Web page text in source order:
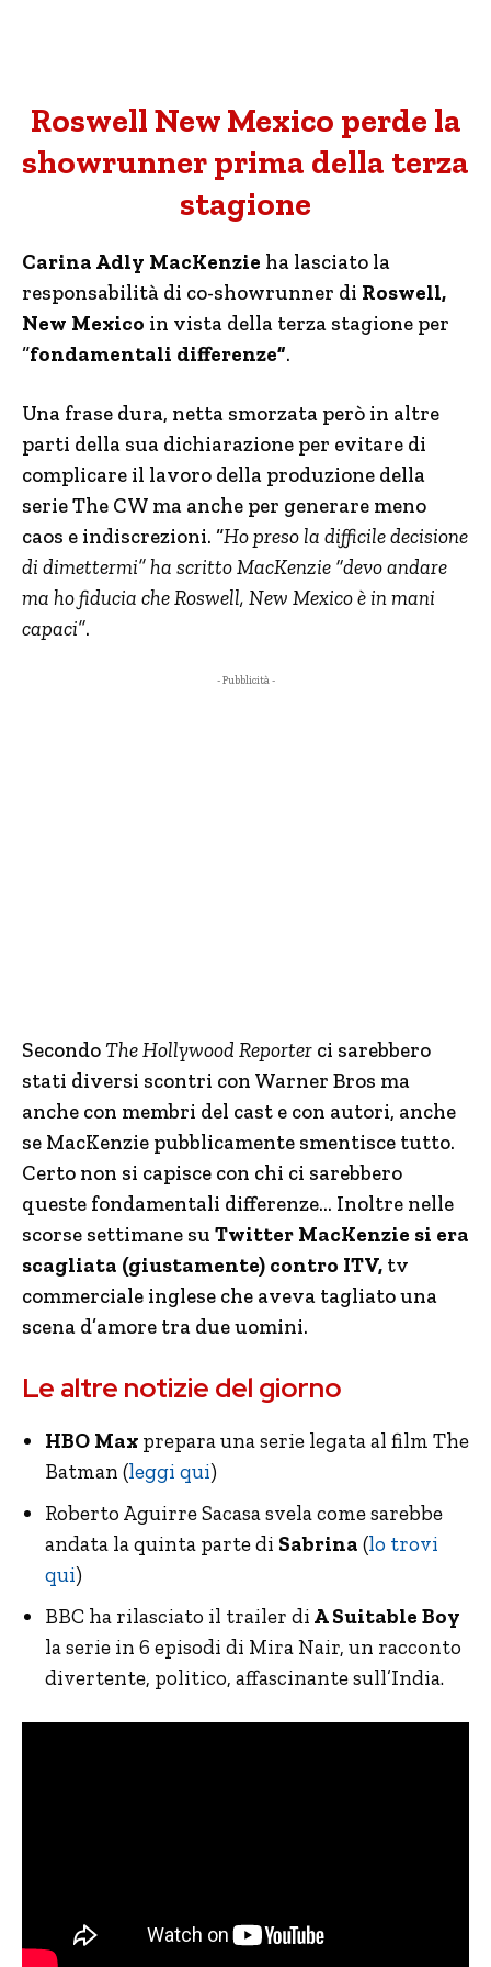
Roswell New Mexico perde la
showrunner prima della terza
stagione
Carina Adly MacKenzie ha lasciato la
responsabilità di co-showrunner di Roswell,
New Mexico in vista della terza stagione per
“fondamentali differenze”.
Una frase dura, netta smorzata però in altre
parti della sua dichiarazione per evitare di
complicare il lavoro della produzione della
serie The CW ma anche per generare meno
caos e indiscrezioni. “Ho preso la difficile decisione
di dimettermi” ha scritto MacKenzie “devo andare
ma ho fiducia che Roswell, New Mexico è in mani
capaci”.
- Pubblicità -
SecondoThe Hollywood Reporter ci sarebbero
stati diversi scontri con Warner Bros ma
anche con membri del cast e con autori, anche
se MacKenzie pubblicamente smentisce tutto.
Certo non si capisce con chi ci sarebbero
queste fondamentali differenze… Inoltre nelle
scorse settimane su Twitter MacKenzie si era
scagliata (giustamente) contro ITV, tv
commerciale inglese che aveva tagliato una
scena d’amore tra due uomini.
Le altre notizie del giorno
HBO Max prepara una serie legata al film The
Batman (leggi qui)
Roberto Aguirre Sacasa svela come sarebbe
andata la quinta parte di Sabrina (lo trovi
qui)
BBC ha rilasciato il trailer di A Suitable Boy
la serie in 6 episodi di Mira Nair, un racconto
divertente, politico, affascinante sull’India.